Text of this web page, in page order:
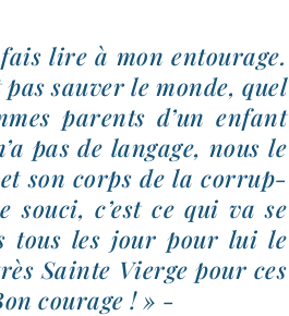
lire à mon entou­rage.
sau­ver le monde, quel
parents d’un enfant
pas de lan­gage, nous le
son corps de la cor­rup­
sou­ci, c’est ce qui va se
tous les jour pour lui le
Sainte Vierge pour ces
courage ! » -